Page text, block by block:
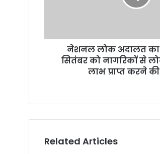
r
नेशनल लोक अदालत
सितंबर को नागरिकों से
लाभ प्राप्त करने
Related Articles